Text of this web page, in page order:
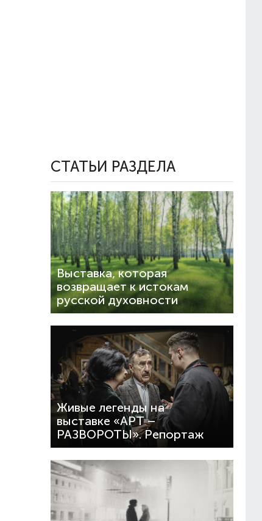
СТАТЬИ РАЗДЕЛА
Выставка, которая
возвращает к истокам
русской духовности
Живые легенды на
выставке «АРТ –
РАЗВОРОТЫ». Репортаж